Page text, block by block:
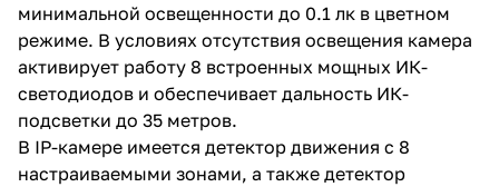
минимальной освещенности до 0.1 лк в цветном
режиме. В условиях отсутствия освещения камера
активирует работу 8 встроенных мощных ИК-
светодиодов и обеспечивает дальность ИК-
подсветки до 35 метров.
В IP-камере имеется детектор движения с 8
настраиваемыми зонами, а также детектор